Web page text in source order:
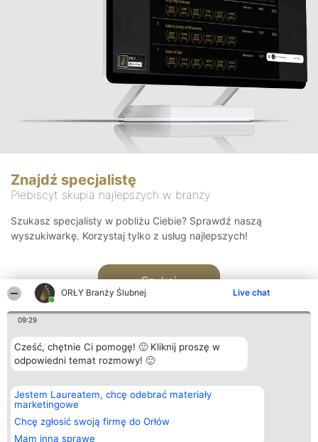
ORŁY Branży Ślubnej Live chat
09:29
Cześć, chętnie Ci pomogę! 🙂 Kliknij proszę w
odpowiedni temat rozmowy! 🙂
Jestem Laureatem, chcę odebrać materiały
marketingowe
Chcę zgłosić swoją firmę do Orłów
Mam inną sprawę
Znajdź specjalistę
Plebiscyt skupia najlepszych w branży
Szukasz specjalisty w pobliżu Ciebie? Sprawdź naszą
wyszukiwarkę. Korzystaj tylko z usług najlepszych!
Szukaj
Organizator plebiscytu
Bright Side Solutions sp. z o.
o. sp. k.
ul. Ruska 22
Wrocław 50-079
KRS 0000749100 | Regon
Plebiscyt
Laureaci
wszystkich
Laureatów
Kontakt
Kontakt